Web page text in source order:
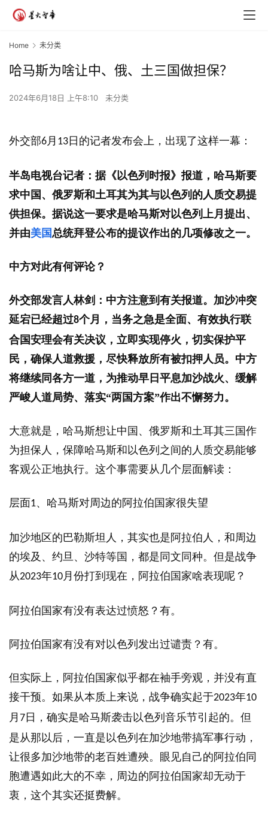
Home 未分类
哈马斯为啥让中、俄、土三国做担保？
2024年6月18日 上午8:10 未分类
外交部6月 13 日的记者发布会上，出现了这样一幕：
半岛电视台记者：据《以色列时报》报道，哈马斯要
求中国、俄罗斯和土耳其为其与以色列的人质交易提
供担保。据说这一要求是哈马斯对以色列上月提出、
并由美国总统拜登公布的提议作出的几项修改之一。
中方对此有何评论？
外交部发言人林剑：中方注意到有关报道。加沙冲突
延宕已经超过8个月，当务之急是全面、有效执行联
合国安理会有关决议，立即实现停火，切实保护平
民，确保人道救援，尽快释放所有被扣押人员。中方
将继续同各方一道，为推动早日平息加沙战火、缓解
严峻人道局势、落实“两国方案”作出不懈努力。
大意就是，哈马斯想让中国、俄罗斯和土耳其三国作
为担保人，保障哈马斯和以色列之间的人质交易能够
客观公正地执行。这个事需要从几个层面解读：
层面1、哈马斯对周边的阿拉伯国家很失望
加沙地区的巴勒斯坦人，其实也是阿拉伯人，和周边
的埃及、约旦、沙特等国，都是同文同种。但是战争
从2023年10月份打到现在，阿拉伯国家啥表现呢？
阿拉伯国家有没有表达过愤怒？有。
阿拉伯国家有没有对以色列发出过谴责？有。
但实际上，阿拉伯国家似乎都在袖手旁观，并没有直
接干预。如果从本质上来说，战争确实起于2023年10
月 7 日，确实是哈马斯袭击以色列音乐节引起的。但
是从那以后，一直是以色列在加沙地带搞军事行动，
让很多加沙地带的老百姓遭殃。眼见自己的阿拉伯同
胞遭遇如此大的不幸，周边的阿拉伯国家却无动于
衷，这个其实还挺费解。